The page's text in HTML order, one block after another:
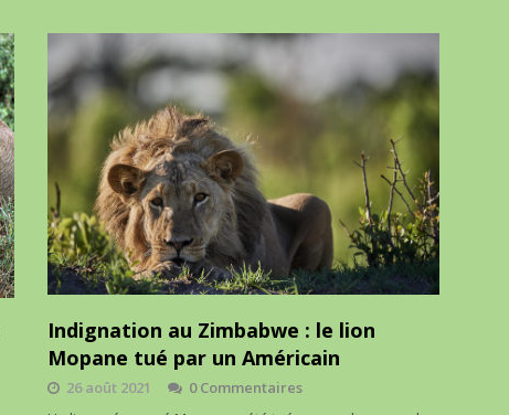
Indignation au Zimbabwe : le lion
Mopane tué par un Américain
26 août 2021
0 Commentaires